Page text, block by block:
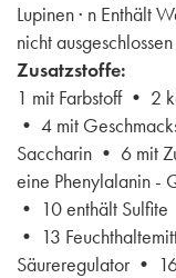
Lupinen · n Enthält
nicht
Zusatzstoffe:
1 mit Farbstoff • 2
• 4 mit
Saccharin • 6 mit
eine Phenylalanin
• 10 enthält
• 13
Säureregulator •